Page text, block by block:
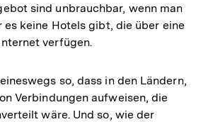
sind unbrauchbar, wenn man
keine Hotels gibt, die über eine
verfügen.
so, dass in den Ländern,
Verbindungen aufweisen, die
wäre. Und so, wie der